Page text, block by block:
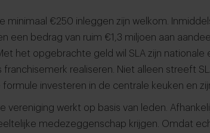
minimaal €250 inleggen zijn welkom.
een bedrag van ruim €1,3 miljoen aan
het opgebrachte geld wil SLA zijn nationale
franchisemerk realiseren. Niet alleen streeft
formule investeren in de centrale keuken en
vereniging werkt op basis van leden.
medezeggenschap krijgen. Omdat